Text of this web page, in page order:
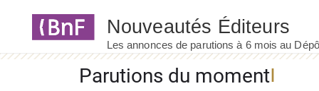
Parutions du moment